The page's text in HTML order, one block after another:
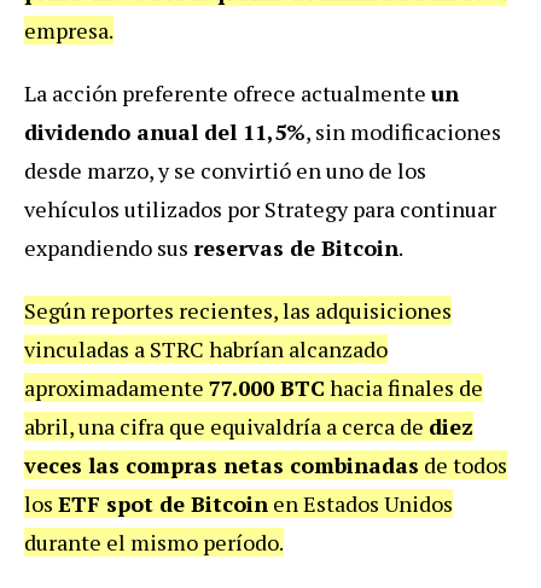
empresa.
La acción preferente ofrece actualmente un
dividendo anual del 11,5%, sin modificaciones
desde marzo, y se convirtió en uno de los
vehículos utilizados por Strategy para continuar
expandiendo sus reservas de Bitcoin.
Según reportes recientes, las adquisiciones
vinculadas a STRC habrían alcanzado
aproximadamente 77.000 BTC hacia finales de
abril, una cifra que equivaldría a cerca de diez
veces las compras netas combinadas de todos
los ETF spot de Bitcoin en Estados Unidos
durante el mismo período.